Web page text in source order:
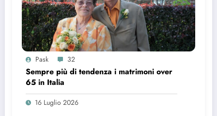
Pask 32
Sempre più di tendenza i matrimoni over
65 in Italia
16 Luglio 2026